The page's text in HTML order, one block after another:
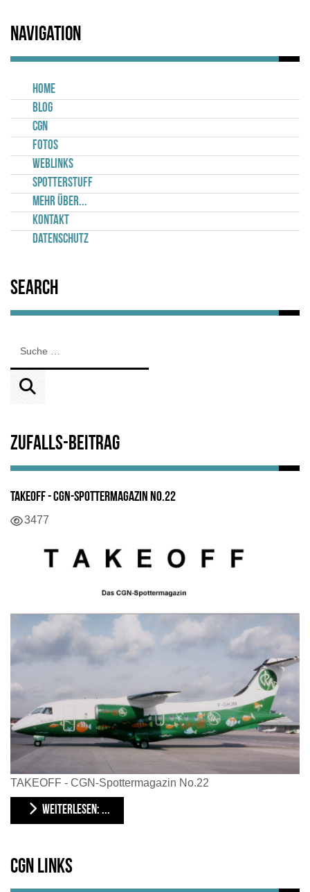
Navigation
Home
Blog
CGN
Fotos
Weblinks
Spotterstuff
Mehr über...
Kontakt
Datenschutz
Search
Zufalls-Beitrag
TAKEOFF - CGN-Spottermagazin No.22
Details
3477
TAKEOFF - CGN-Spottermagazin No.22
WEITERLESEN: ...
CGN Links